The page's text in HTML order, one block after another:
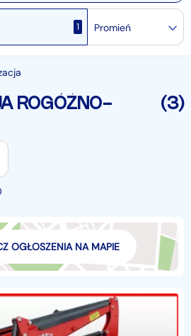
1 Promień
ROGÓŹNO-
(3)
OGŁOSZENIA NA MAPIE